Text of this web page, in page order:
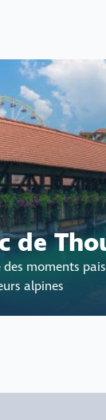
de
des moments
alpines